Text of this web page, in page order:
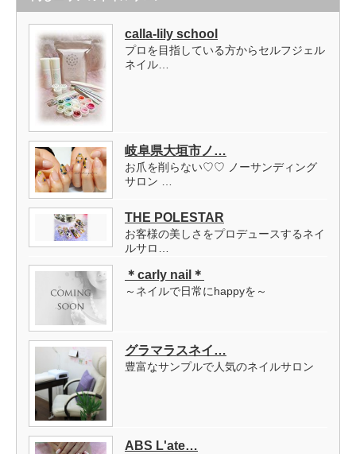
calla-lily school
プロを目指している方からセルフジェル
ネイル…
岐阜県大垣市ノ…
お爪を削らない♡♡ ノーサンディング
サロン …
THE POLESTAR
お客様の美しさをプロデュースするネイ
ルサロ…
＊carly nail＊
～ネイルで日常にhappyを～
グラマラスネイ…
豊富なサンプルで人気のネイルサロン
ABS L'ate…